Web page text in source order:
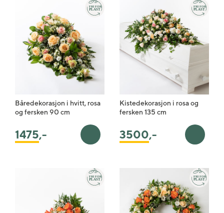
Båredekorasjon i hvitt, rosa
og fersken 90 cm
1475,- Legg i handlekurv
Kistedekorasjon i rosa og
fersken 135 cm
3500,- Legg i